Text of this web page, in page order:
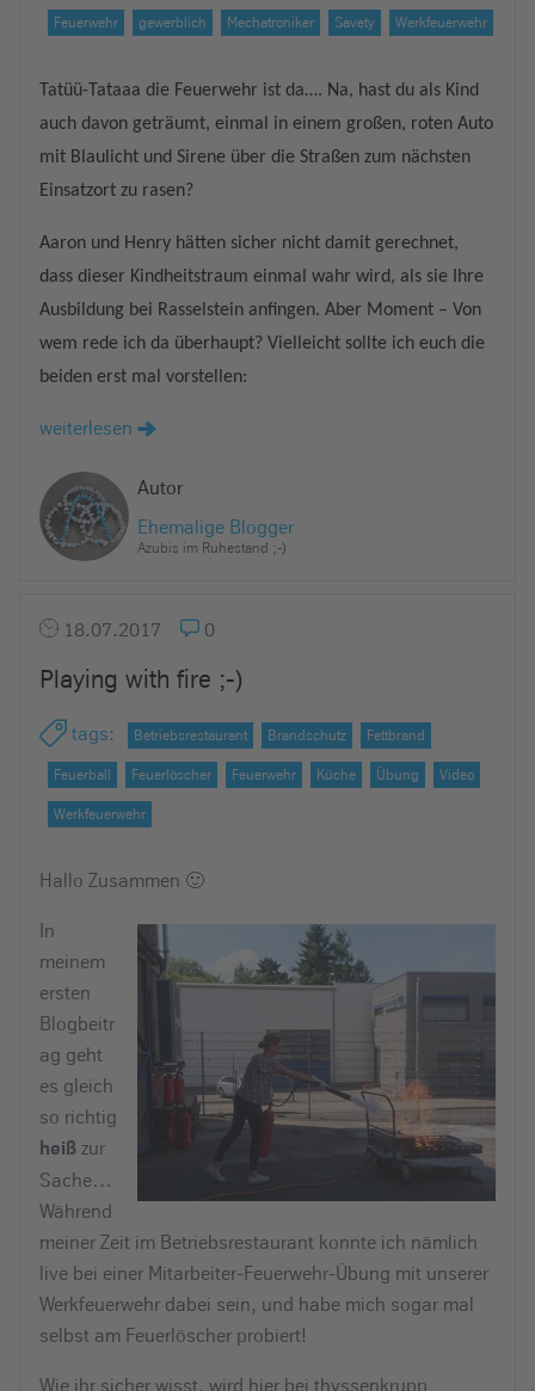
Feuerwehr gewerblich Mechatroniker Savety Werkfeuerwehr
Tatüü-Tataaa die Feuerwehr ist da…. Na, hast du als Kind
auch davon geträumt, einmal in einem großen, roten Auto
mit Blaulicht und Sirene über die Straßen zum nächsten
Einsatzort zu rasen?
Aaron und Henry hätten sicher nicht damit gerechnet,
dass dieser Kindheitstraum einmal wahr wird, als sie Ihre
Ausbildung bei Rasselstein anfingen. Aber Moment – Von
wem rede ich da überhaupt? Vielleicht sollte ich euch die
beiden erst mal vorstellen:
weiterlesen
Autor
Ehemalige Blogger
Azubis im Ruhestand ;-)
18.07.2017 0
Playing with fire ;-)
tags: Betriebsrestaurant Brandschutz Fettbrand
Feuerball Feuerlöscher Feuerwehr Küche Übung Video
Werkfeuerwehr
Hallo Zusammen 🙂
In
meinem
ersten
Blogbeitr
ag geht
es gleich
so richtig
heiß zur
Sache…
Während
meiner Zeit im Betriebsrestaurant konnte ich nämlich
live bei einer Mitarbeiter-Feuerwehr-Übung mit unserer
Werkfeuerwehr dabei sein, und habe mich sogar mal
selbst am Feuerlöscher probiert!
Wie ihr sicher wisst, wird hier bei thyssenkrupp